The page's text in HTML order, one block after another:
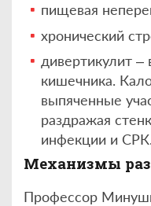
пищевая
хронический
дивертикулит –
кишечника.
выпяченные
раздражая
инфекции и СРК.
Механизмы
Профессор